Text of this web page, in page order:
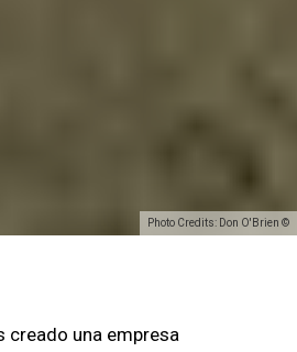
Photo Credits: Don O'Brien ©